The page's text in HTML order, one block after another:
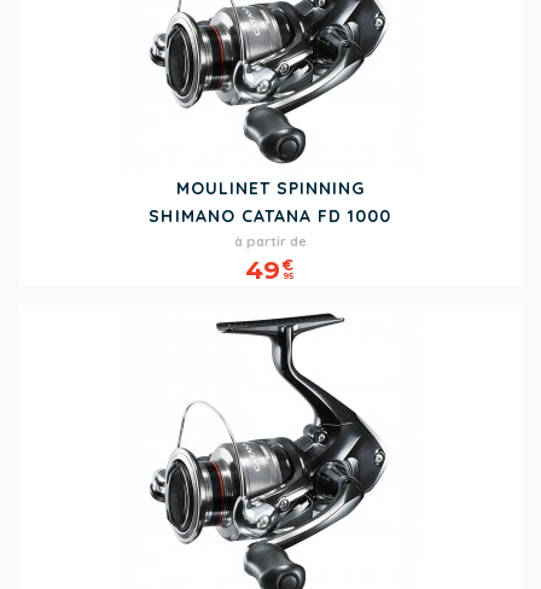
MOULINET SPINNING
SHIMANO CATANA FD 1000
Prix
à partir de
49€
95